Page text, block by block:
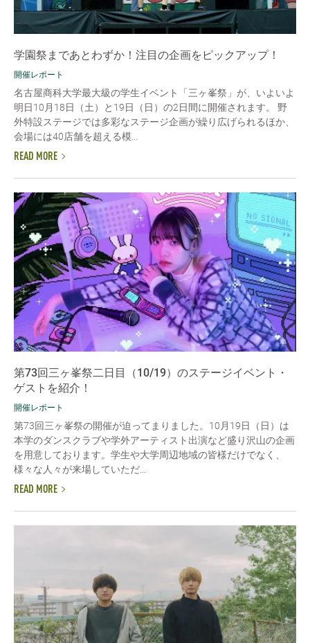
学園祭まであとわずか！注目の企画をピックアップ！
開催レポート
名古屋商科大学最大級の学生イベント「三ヶ峯祭」が、いよいよ
明日10月18日（土）と19日（日）の2日間に開催されます。 野
外特設ステージでは多彩なステージ企画が繰り広げられるほか、
会場には40店舗を超える模...
READ MORE
第73回三ヶ峯祭二日目（10/19）のステージイベント・
ゲストを紹介！
開催レポート
第73回三ヶ峯祭の開催が迫ってまりました。10月19日（日）は
本学のダンスクラブや学外アーティスト出演など盛り沢山の企画
を用意しております。学生や大学周辺地域の皆様だけでなく、
様々な人々が来場していただ...
READ MORE